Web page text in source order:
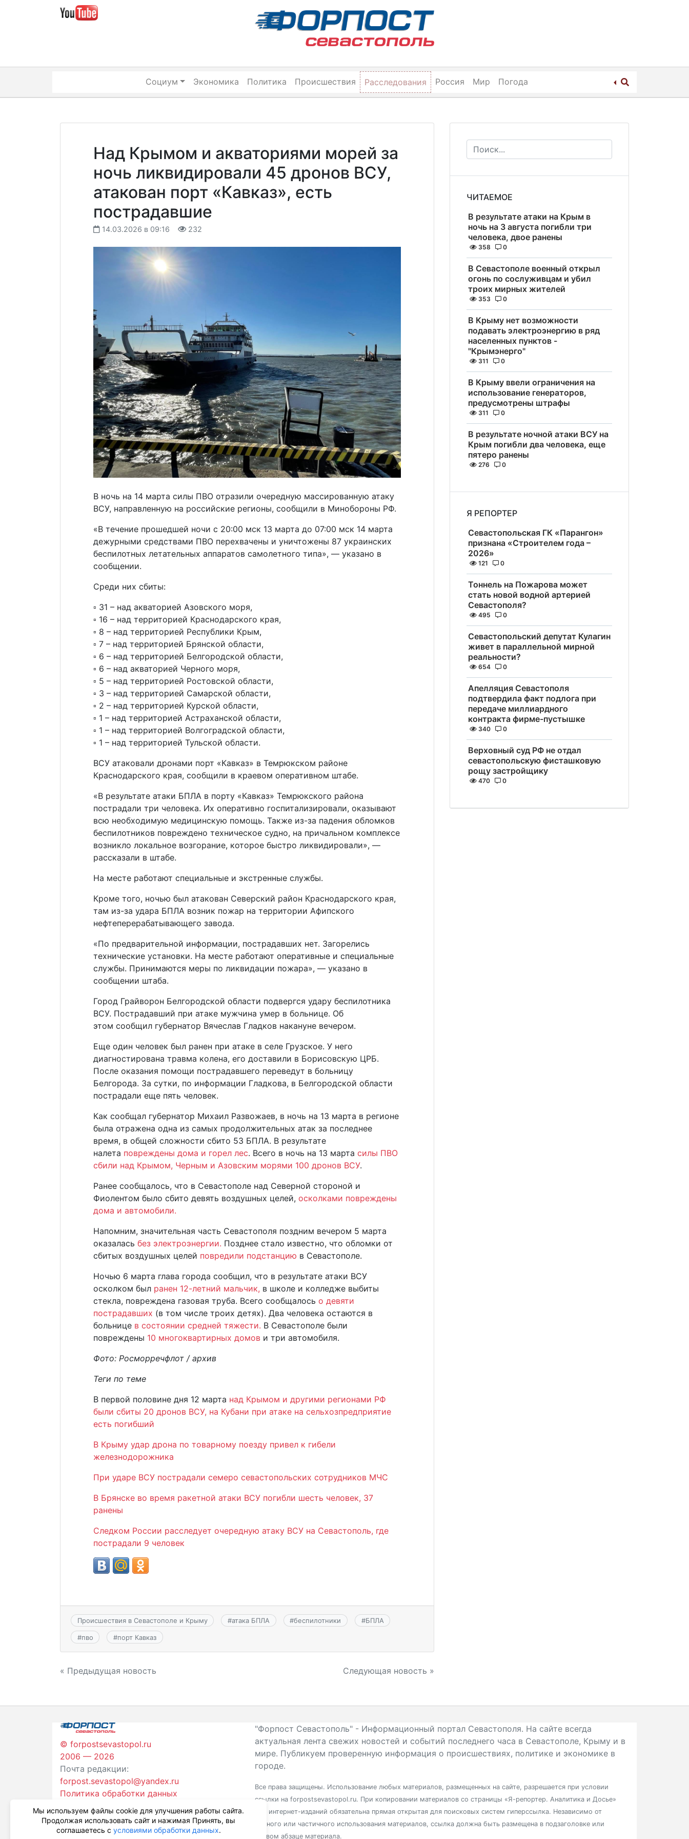
Социум Экономика Политика Происшествия Расследования Россия Мир Погода
Над Крымом и акваториями морей за
ночь ликвидировали 45 дронов ВСУ,
атакован порт «Кавказ», есть
пострадавшие
14.03.2026 в 09:16 232
В ночь на 14 марта силы ПВО отразили очередную массированную атаку
ВСУ, направленную на российские регионы, сообщили в Минобороны РФ.
«В течение прошедшей ночи с 20:00 мск 13 марта до 07:00 мск 14 марта
дежурными средствами ПВО перехвачены и уничтожены 87 украинских
беспилотных летательных аппаратов самолетного типа», — указано в
сообщении.
Среди них сбиты:
▫️ 31 – над акваторией Азовского моря,
▫️ 16 – над территорией Краснодарского края,
▫️ 8 – над территорией Республики Крым,
▫️ 7 – над территорией Брянской области,
▫️ 6 – над территорией Белгородской области,
▫️ 6 – над акваторией Черного моря,
▫️ 5 – над территорией Ростовской области,
▫️ 3 – над территорией Самарской области,
▫️ 2 – над территорией Курской области,
▫️ 1 – над территорией Астраханской области,
▫️ 1 – над территорией Волгоградской области,
▫️ 1 – над территорией Тульской области.
ВСУ атаковали дронами порт «Кавказ» в Темрюкском районе
Краснодарского края, сообщили в краевом оперативном штабе.
«В результате атаки БПЛА в порту «Кавказ» Темрюкского района
пострадали три человека. Их оперативно госпитализировали, оказывают
всю необходимую медицинскую помощь. Также из-за падения обломков
беспилотников повреждено техническое судно, на причальном комплексе
возникло локальное возгорание, которое быстро ликвидировали», —
рассказали в штабе.
На месте работают специальные и экстренные службы.
Кроме того, ночью был атакован Северский район Краснодарского края,
там из-за удара БПЛА возник пожар на территории Афипского
нефтеперерабатывающего завода.
«По предварительной информации, пострадавших нет. Загорелись
технические установки. На месте работают оперативные и специальные
службы. Принимаются меры по ликвидации пожара», — указано в
сообщении штаба.
Город Грайворон Белгородской области подвергся удару беспилотника
ВСУ. Пострадавший при атаке мужчина умер в больнице. Об
этом сообщил губернатор Вячеслав Гладков накануне вечером.
Еще один человек был ранен при атаке в селе Грузское. У него
диагностирована травма колена, его доставили в Борисовскую ЦРБ.
После оказания помощи пострадавшего переведут в больницу
Белгорода. За сутки, по информации Гладкова, в Белгородской области
пострадали еще пять человек.
Как сообщал губернатор Михаил Развожаев, в ночь на 13 марта в регионе
была отражена одна из самых продолжительных атак за последнее
время, в общей сложности сбито 53 БПЛА. В результате
налета повреждены дома и горел лес. Всего в ночь на 13 марта силы ПВО
сбили над Крымом, Черным и Азовским морями 100 дронов ВСУ.
Ранее сообщалось, что в Севастополе над Северной стороной и
Фиолентом было сбито девять воздушных целей, осколками повреждены
дома и автомобили.
Напомним, значительная часть Севастополя поздним вечером 5 марта
оказалась без электроэнергии. Позднее стало известно, что обломки от
сбитых воздушных целей повредили подстанцию в Севастополе.
Ночью 6 марта глава города сообщил, что в результате атаки ВСУ
осколком был ранен 12-летний мальчик, в школе и колледже выбиты
стекла, повреждена газовая труба. Всего сообщалось о девяти
пострадавших (в том числе троих детях). Два человека остаются в
больнице в состоянии средней тяжести. В Севастополе были
повреждены 10 многоквартирных домов и три автомобиля.
Фото: Росморречфлот / архив
Теги по теме
В первой половине дня 12 марта над Крымом и другими регионами РФ
были сбиты 20 дронов ВСУ, на Кубани при атаке на сельхозпредприятие
есть погибший
В Крыму удар дрона по товарному поезду привел к гибели
железнодорожника
При ударе ВСУ пострадали семеро севастопольских сотрудников МЧС
В Брянске во время ракетной атаки ВСУ погибли шесть человек, 37
ранены
Следком России расследует очередную атаку ВСУ на Севастополь, где
пострадали 9 человек
Происшествия в Севастополе и Крыму #атака БПЛА #беспилотники #БПЛА
#пво #порт Кавказ
Навигация
записям
« Предыдущая новость Следующая новость »
ЧИТАЕМОЕ
В результате атаки на Крым в
ночь на 3 августа погибли три
человека, двое ранены
358 0
В Севастополе военный открыл
огонь по сослуживцам и убил
троих мирных жителей
353 0
В Крыму нет возможности
подавать электроэнергию в ряд
населенных пунктов -
"Крымэнерго"
311 0
В Крыму ввели ограничения на
использование генераторов,
предусмотрены штрафы
311 0
В результате ночной атаки ВСУ на
Крым погибли два человека, еще
пятеро ранены
276 0
Я РЕПОРТЕР
Севастопольская ГК «Парангон»
признана «Строителем года –
2026»
121 0
Тоннель на Пожарова может
стать новой водной артерией
Севастополя?
495 0
Севастопольский депутат Кулагин
живет в параллельной мирной
реальности?
654 0
Апелляция Севастополя
подтвердила факт подлога при
передаче миллиардного
контракта фирме-пустышке
340 0
Верховный суд РФ не отдал
севастопольскую фисташковую
рощу застройщику
470 0
© forpostsevastopol.ru
2006 — 2026
Почта редакции:
forpost.sevastopol@yandex.ru
Политика обработки данных
"Форпост Севастополь" - Информационный портал Севастополя. На сайте всегда
актуальная лента свежих новостей и событий последнего часа в Севастополе, Крыму и в
мире. Публикуем проверенную информация о происшествиях, политике и экономике в
городе.
Все права защищены. Использование любых материалов, размещенных на сайте, разрешается при условии
ссылки на forpostsevastopol.ru. При копировании материалов со страницы «Я-репортер. Аналитика и Досье»
для интернет-изданий обязательна прямая открытая для поисковых систем гиперссылка. Независимо от
полного или частичного использования материалов, ссылка должна быть размещена в подзаголовке или
первом абзаце материала.
Мы используем файлы cookie для улучшения работы сайта.
Продолжая использовать сайт и нажимая Принять, вы
соглашаетесь с условиями обработки данных.